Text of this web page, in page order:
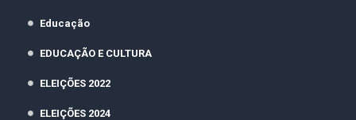
Educação
EDUCAÇÃO E CULTURA
ELEIÇÕES 2022
ELEIÇÕES 2024